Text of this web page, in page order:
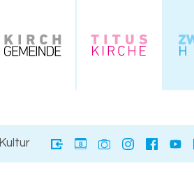
8
Kultur